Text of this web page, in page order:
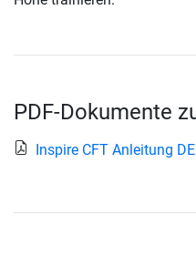
PDF-Dokumente
Inspire CFT Anleitung DE